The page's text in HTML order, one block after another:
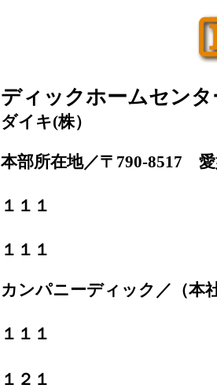
ディックホームセンタ
ダイキ(株）
本部所在地／〒790-8517
１１１
１１１
カンパニーディック／（本
１１１
１２１